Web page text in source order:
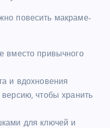
повесить макраме-
вместо привычного
и вдохновения
чтобы хранить
для ключей и